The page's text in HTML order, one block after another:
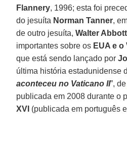
Flannery, 1996; esta foi
do jesuíta Norman Tanner,
de outro jesuíta,Walter Abbott
importantes sobre os EUA e o
que está sendo lançado por
última história estadunidense
aconteceu no Vaticano II”,
publicada em 2008 durante o
XVI (publicada em português